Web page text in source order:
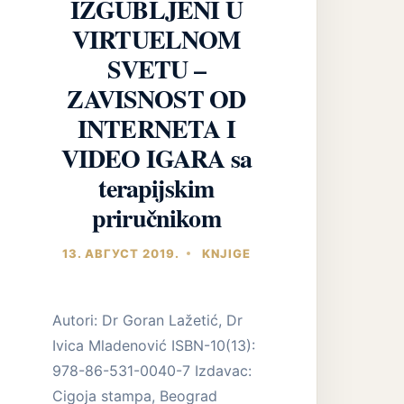
IZGUBLJENI U
VIRTUELNOM
SVETU –
ZAVISNOST OD
INTERNETA I
VIDEO IGARA sa
terapijskim
priručnikom
13. АВГУСТ 2019. KNJIGE
Autori: Dr Goran Lažetić, Dr
Ivica Mladenović ISBN-10(13):
978-86-531-0040-7 Izdavac:
Cigoja stampa, Beograd